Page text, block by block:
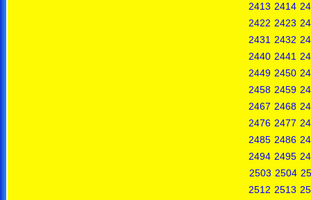
2413 2414
2422 2423
2431 2432
2440 2441
2449 2450
2458 2459
2467 2468
2476 2477
2485 2486
2494 2495
2503 2504
2512 2513